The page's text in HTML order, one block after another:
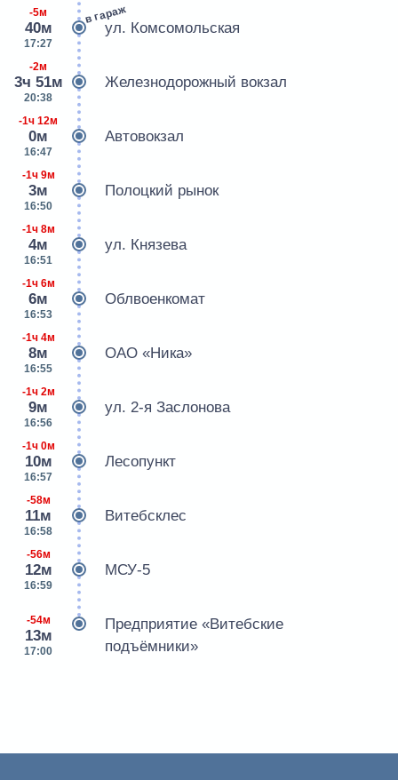
-5м
40м
17:27
в гараж
ул. Комсомольская
-2м
3ч 51м
20:38
Железнодорожный вокзал
-1ч 12м
0м
16:47
Автовокзал
-1ч 9м
3м
16:50
Полоцкий рынок
-1ч 8м
4м
16:51
ул. Князева
-1ч 6м
6м
16:53
Облвоенкомат
-1ч 4м
8м
16:55
ОАО «Ника»
-1ч 2м
9м
16:56
ул. 2-я Заслонова
-1ч 0м
10м
16:57
Лесопункт
-58м
11м
16:58
Витебсклес
-56м
12м
16:59
МСУ-5
-54м
13м
17:00
Предприятие «Витебские
подъёмники»